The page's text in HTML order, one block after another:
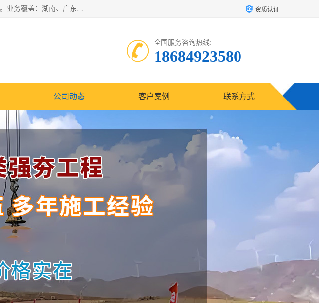
湖南业峻强夯基础工程有限公司是一家专业从事湖南强夯基础工程、强夯机租赁，地基处理的施工单位。业务覆盖：湖南、广东，江西等地。可承接1000KN.m-25000KN.m强夯（置换）工程。公司创始人是国内较早期从事强夯施工的建设者，经过多年的一步一个脚印的发展，在行业内具有较高的度和良好的口碑。 资质认证
全国服务咨询热线:
18684923580
公司动态 客户案例 联系方式